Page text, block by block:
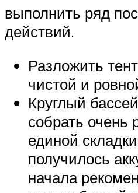
выполнить ряд
действий.
Разложить
чистой и
Круглый
собрать очень
единой
получилось
начала